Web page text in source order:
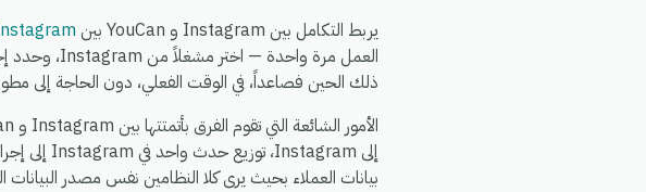
يربط التكامل بين Instagram و YouCan بين
ذلك الحين فصاعداً، في الوقت الفعلي، دون الحاجة إلى
بيانات العملاء بحيث يرى كلا النظامين نفس مصدر البيانات